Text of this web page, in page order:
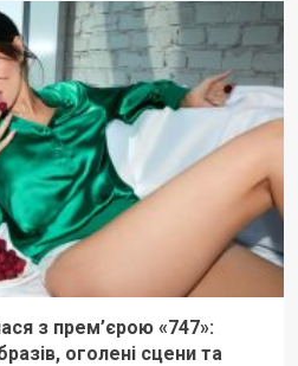
з прем’єрою «747»:
оголені сцени та